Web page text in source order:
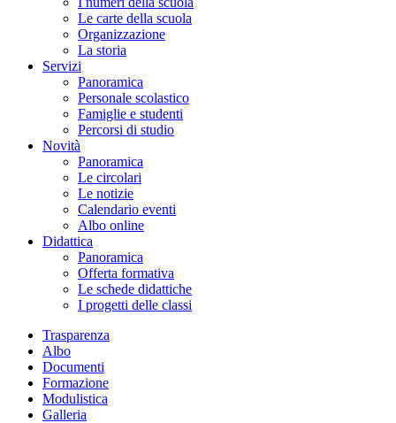
Le carte della scuola
Organizzazione
La storia
Servizi
Panoramica
Personale scolastico
Famiglie e studenti
Percorsi di studio
Novità
Panoramica
Le circolari
Le notizie
Calendario eventi
Albo online
Didattica
Panoramica
Offerta formativa
Le schede didattiche
I progetti delle classi
Trasparenza
Albo
Documenti
Formazione
Modulistica
Galleria